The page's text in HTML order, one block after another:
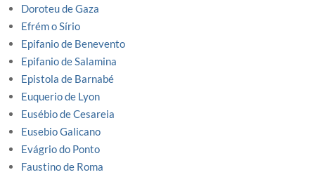
Doroteu de Gaza
Efrém o Sírio
Epifanio de Benevento
Epifanio de Salamina
Epistola de Barnabé
Euquerio de Lyon
Eusébio de Cesareia
Eusebio Galicano
Evágrio do Ponto
Faustino de Roma